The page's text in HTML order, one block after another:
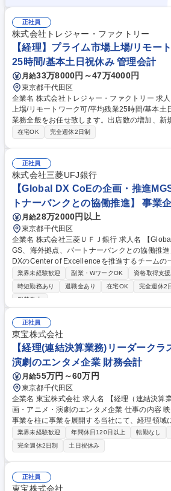
正社員
株式会社トレジャー・ファクトリー
【経理】プライム市場上場/リモー
25時間/基本土日祝休み 管理会計
月給33万8000円～47万4000円
東京都千代田区
企業名 株式会社トレジャー・ファクトリー 求人名 【経理】プライム市場
上場/リモートワーク可/平均残業25時間/基本土日祝休み 仕事
業務全般をお任せ致します。出店数の増加、新
る業務拡大、また子会社の監査対応や連結決算
人税申告書作成■子会社決算の確認■監査法人対
■開示資料作成補助（有価証券報告書等）■マネ
囲：会社の定める業務 募集職種 【経理】プライム市場上場/リモートワー
ク可/平均残業25時間/基本土日祝休み
在宅OK 完全週休2日制
正社員
株式会社三菱UFJ銀行
【Global DX CoEの企画・推進
トナーバンクとの協働推進】 事業
月給28万2000円以上
東京都千代田区
企業名 株式会社三菱ＵＦＪ銀行 求人名 【Global DX CoEの企画・推進M
GS、海外拠点、パートナーバンクとの協働推進】 仕事の内容 グロー
DXのCenter of Excellenceを推進するチームの
外拠点・海外グループ会社との協働推進、プロ
事いただきます。 【魅力】■BPRの基本的な考え方にも触れて頂きつつ、
邦銀随一の海外ネットワークを誇る当行に於い
ジュアル、在宅勤務は50％以上、休暇はもちろ
ます。 ■中途採用も多く、全体の20～30％が中
拡大予定。DX人材に特化した人事制度があります。 募集職種 【
X CoEの企画・推進MGS、海外拠点、パート
業界未経験歓迎 副業・WワークOK 資格取得支援
時短勤務あり
退職金あり 在宅OK 完全週休2
服装自由
正社員
東宝株式会社
【経理(連結決算業務)リーダークラ
演劇のエンタメ企業 財務会計
月給55万円～60万円
東京都千代田区
企業名 東宝株式会社 求人名 【経理（連結決算業務）リーダークラス】映
画・アニメ・演劇のエンタメ企業 仕事の内容 映画、アニメ、演劇などの
事業を柱に事業を展開する当社にて、経理領域
任せします。※リーダークラス採用です。 連結財務諸表作成、有価証券報
告書・決算短信作成、取締役会・経営会議資料
きます。 近年海外やアニメ関連の取引が増加し
す。こうした状況下で会計の専門家に求められ
増加しています。これからの東宝の成長を会計
んでくれる仲間を募集いたします。 募集職種 【経理（連結決算業務）リ
業界未経験歓迎 年間休日120日以上 転勤なし
完全週休2日制
土日祝休み
正社員
東宝株式会社